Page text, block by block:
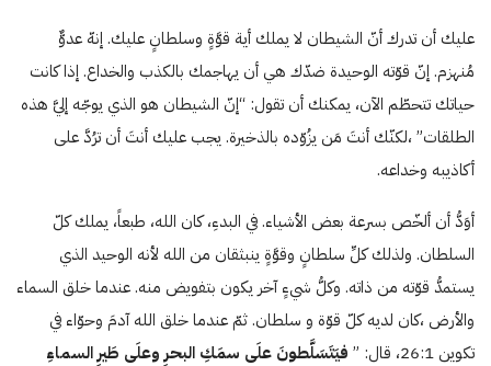
عليك أن تدرك أنّ الشيطان لا يملك أية قوَّةٍ وسلطانٍ عليك. إنهّ عدوٌّ
مُنهزم. إنّ قوّته الوحيدة ضدّك هي أن يهاجمك بالكذب والخداع. إذا كانت
حياتك تتحطّم الآن، يمكنك أن تقول: “إنّ الشيطان هو الذي يوجّه إليَّ هذه
الطلقات” ،لكنّك أنتَ مَن يزُوّده بالذخيرة. يجب عليك أنتَ أن ترُدَّ على
أكاذيبه وخداعه.
أوَدُّ أن ألخّص بسرعة بعض الأشياء. في البدءِ، كان الله، طبعاً، يملك كلّ
السلطان. ولذلك كلِّ سلطانٍ وقوَّةٍ ينبثقان من الله لأنه الوحيد الذي
يستمدُّ قوّته من ذاته. وكلُّ شيءٍ آخر يكون بتفويض منه. عندما خلق السماء
والأرض ،كان لديه كلّ قوّة و سلطان. ثمّ عندما خلق الله آدمَ وحوّاء في
تكوين 26:1، قال: ”
فيَتَسَلَّطونَ علَى سمَكِ البحرِ وعلَى طَيرِ السماءِ